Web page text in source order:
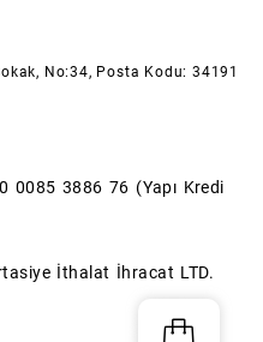
No:34, Posta Kodu: 34191
0085 3886 76 (Yapı Kredi
İthalat İhracat LTD.